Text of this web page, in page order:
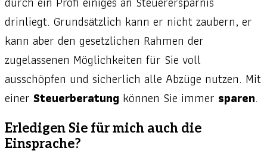
drinliegt. Grundsätzlich kann er nicht zaubern, er
kann aber den gesetzlichen Rahmen der
zugelassenen Möglichkeiten für Sie voll
ausschöpfen und sicherlich alle Abzüge nutzen. Mit
einer Steuerberatung können Sie immer sparen.
Erledigen Sie für mich auch die
Einsprache?